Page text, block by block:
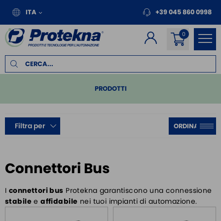
ITA +39 045 860 0998
PRODOTTI
PLC
REMOTE I/O
INVERTER PER MOTORI
PANNELLI OPERATORE
MODULI / PLC DI SICUREZZA
FILTRI EMC E PROTEZIONE MOTORE
Filtra per
Connettori Bus
I connettori bus Protekna garantiscono una connessione
stabileeaffidabile nei tuoi impianti di automazione.